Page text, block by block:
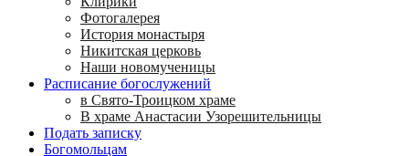
Фотогалерея
История монастыря
Никитская церковь
Наши новомученицы
Расписание богослужений
в Свято-Троицком храме
В храме Анастасии Узорешительницы
Подать записку
Богомольцам